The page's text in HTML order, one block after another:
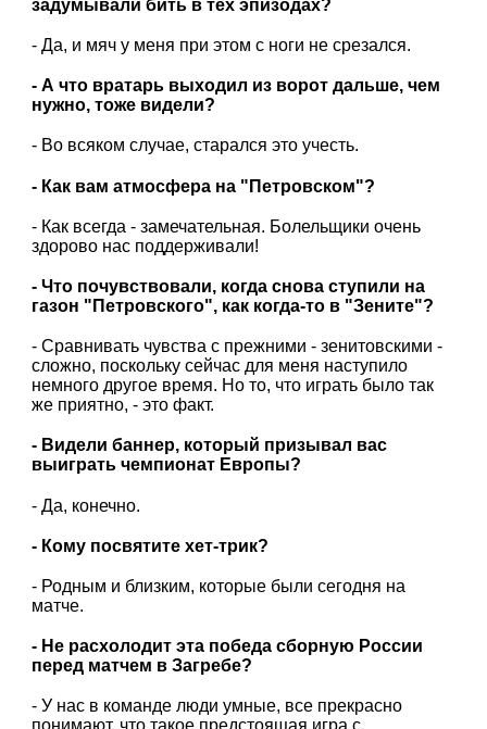
задумывали бить в тех эпизодах?
- Да, и мяч у меня при этом с ноги не срезался.
- А что вратарь выходил из ворот дальше, чем
нужно, тоже видели?
- Во всяком случае, старался это учесть.
- Как вам атмосфера на "Петровском"?
- Как всегда - замечательная. Болельщики очень
здорово нас поддерживали!
- Что почувствовали, когда снова ступили на
газон "Петровского", как когда-то в "Зените"?
- Сравнивать чувства с прежними - зенитовскими -
сложно, поскольку сейчас для меня наступило
немного другое время. Но то, что играть было так
же приятно, - это факт.
- Видели баннер, который призывал вас
выиграть чемпионат Европы?
- Да, конечно.
- Кому посвятите хет-трик?
- Родным и близким, которые были сегодня на
матче.
- Не расхолодит эта победа сборную России
перед матчем в Загребе?
- У нас в команде люди умные, все прекрасно